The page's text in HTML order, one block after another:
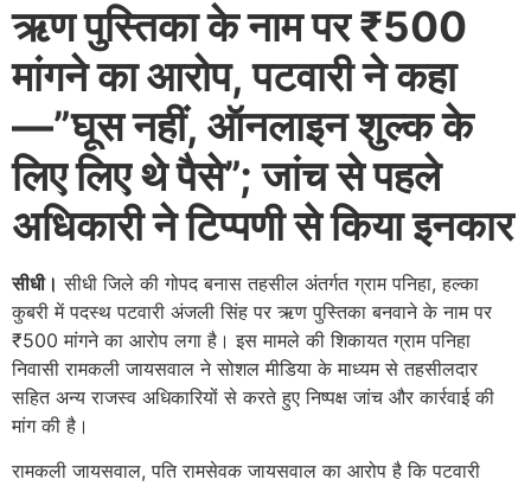
ऋण पुस्तिका के नाम पर ₹500
मांगने का आरोप, पटवारी ने कहा
—”घूस नहीं, ऑनलाइन शुल्क के
लिए लिए थे पैसे”; जांच से पहले
अधिकारी ने टिप्पणी से किया इनकार
सीधी। सीधी जिले की गोपद बनास तहसील अंतर्गत ग्राम पनिहा, हल्का
कुबरी में पदस्थ पटवारी अंजली सिंह पर ऋण पुस्तिका बनवाने के नाम पर
₹500 मांगने का आरोप लगा है। इस मामले की शिकायत ग्राम पनिहा
निवासी रामकली जायसवाल ने सोशल मीडिया के माध्यम से तहसीलदार
सहित अन्य राजस्व अधिकारियों से करते हुए निष्पक्ष जांच और कार्रवाई की
मांग की है।
रामकली जायसवाल, पति रामसेवक जायसवाल का आरोप है कि पटवारी